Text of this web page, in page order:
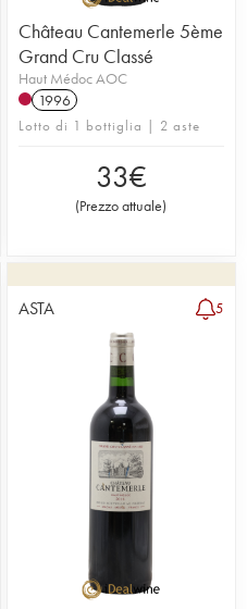
Château Cantemerle 5ème
Grand Cru Classé
Haut Médoc AOC
1996
Lotto di 1 bottiglia | 2 aste
33€
(Prezzo attuale)
ASTA 5